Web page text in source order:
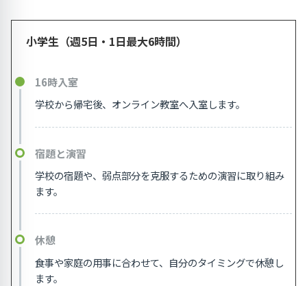
小学生（週5日・1日最大6時間）
16時入室
学校から帰宅後、オンライン教室へ入室します。
宿題と演習
学校の宿題や、弱点部分を克服するための演習に取り組み
ます。
休憩
食事や家庭の用事に合わせて、自分のタイミングで休憩し
ます。